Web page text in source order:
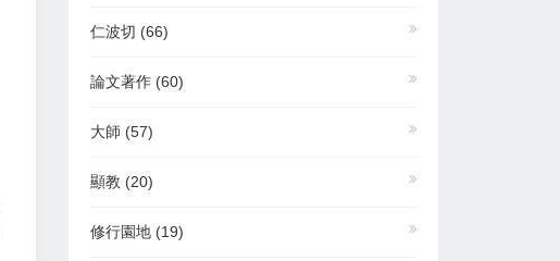
仁波切 (66)
論文著作 (60)
大師 (57)
顯教 (20)
修行園地 (19)